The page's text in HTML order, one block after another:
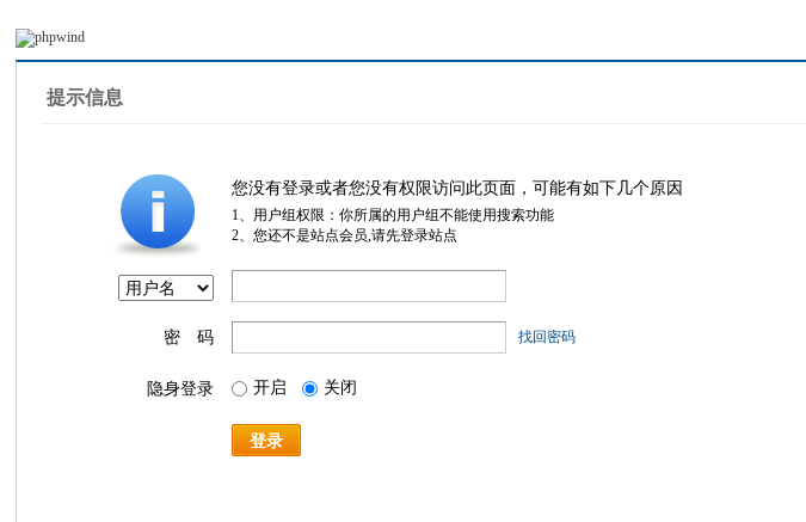
提示信息
您没有登录或者您没有权限访问此页面，可能有如下几个原因
1、用户组权限：你所属的用户组不能使用搜索功能
2、您还不是站点会员,请先登录站点
密 码 找回密码
隐身登录 开启 关闭
登录